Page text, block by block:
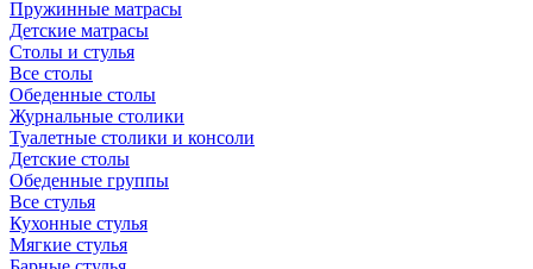
Пружинные матрасы
Детские матрасы
Столы и стулья
Все столы
Обеденные столы
Журнальные столики
Туалетные столики и консоли
Детские столы
Обеденные группы
Все стулья
Кухонные стулья
Мягкие стулья